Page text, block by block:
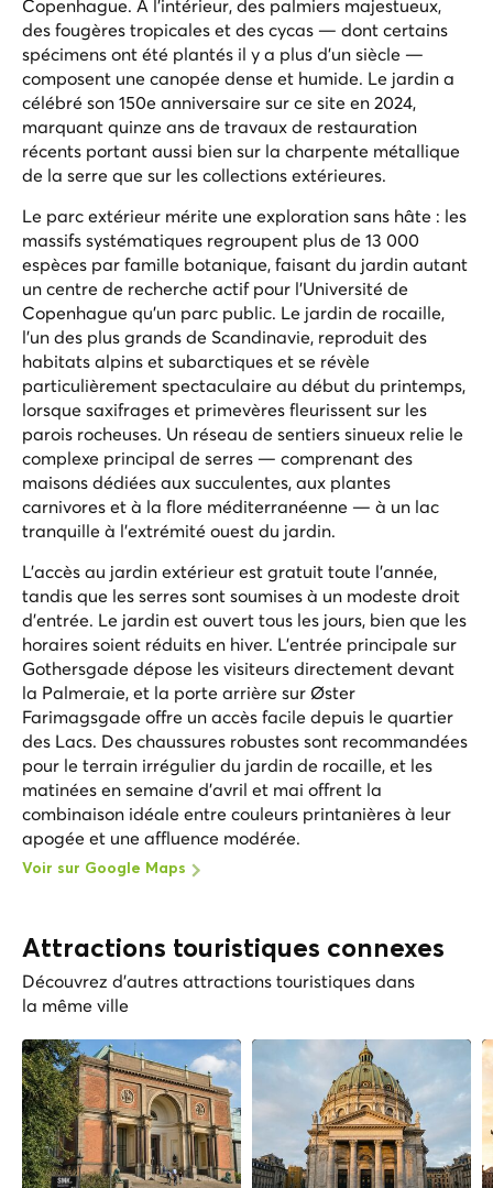
Copenhague. À l'intérieur, des palmiers majestueux,
des fougères tropicales et des cycas — dont certains
spécimens ont été plantés il y a plus d'un siècle —
composent une canopée dense et humide. Le jardin a
célébré son 150e anniversaire sur ce site en 2024,
marquant quinze ans de travaux de restauration
récents portant aussi bien sur la charpente métallique
de la serre que sur les collections extérieures.
Le parc extérieur mérite une exploration sans hâte : les
massifs systématiques regroupent plus de 13 000
espèces par famille botanique, faisant du jardin autant
un centre de recherche actif pour l'Université de
Copenhague qu'un parc public. Le jardin de rocaille,
l'un des plus grands de Scandinavie, reproduit des
habitats alpins et subarctiques et se révèle
particulièrement spectaculaire au début du printemps,
lorsque saxifrages et primevères fleurissent sur les
parois rocheuses. Un réseau de sentiers sinueux relie le
complexe principal de serres — comprenant des
maisons dédiées aux succulentes, aux plantes
carnivores et à la flore méditerranéenne — à un lac
tranquille à l'extrémité ouest du jardin.
L'accès au jardin extérieur est gratuit toute l'année,
tandis que les serres sont soumises à un modeste droit
d'entrée. Le jardin est ouvert tous les jours, bien que les
horaires soient réduits en hiver. L'entrée principale sur
Gothersgade dépose les visiteurs directement devant
la Palmeraie, et la porte arrière sur Øster
Farimagsgade offre un accès facile depuis le quartier
des Lacs. Des chaussures robustes sont recommandées
pour le terrain irrégulier du jardin de rocaille, et les
matinées en semaine d'avril et mai offrent la
combinaison idéale entre couleurs printanières à leur
apogée et une affluence modérée.
Voir sur Google Maps
Attractions touristiques connexes
Découvrez d'autres attractions touristiques dans
la même ville